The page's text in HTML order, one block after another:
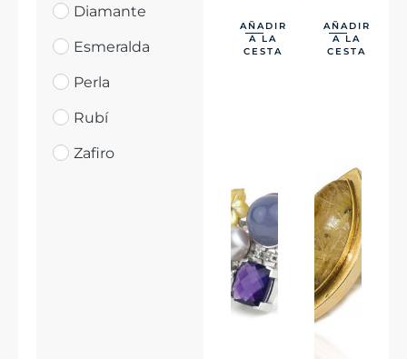
Diamante
Esmeralda
Perla
Rubí
Zafiro
AÑADIR
A LA
CESTA
AÑADIR
A LA
CESTA